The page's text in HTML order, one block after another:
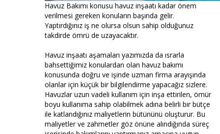
Havuz Bakımı konusu havuz inşaatı kadar önem
verilmesi gereken konuların başında gelir.
Yaptırdığınız iş ne olursa olsun sahip olduğunuz
takdirde ömrü de uzayacaktır.
Havuz inşaatı aşamaları yazımızda da ısrarla
bahsettiğimiz konulardan olan havuz bakımı
konusunda doğru ve işinde uzman firma arayışında
olanlar için küçük bir bilgilendirme yapacağız sizlere.
Havuzlar uzun vadeli kullanım için inşa ettirilen, ömür
boyu kullanıma sahip olabilmek adına belirli bir bütçe
ile katlandığınız maliyetlerin bütününü oluşturur. Bu
maliyetler ve zahmetler göz önüne alındığında süreç